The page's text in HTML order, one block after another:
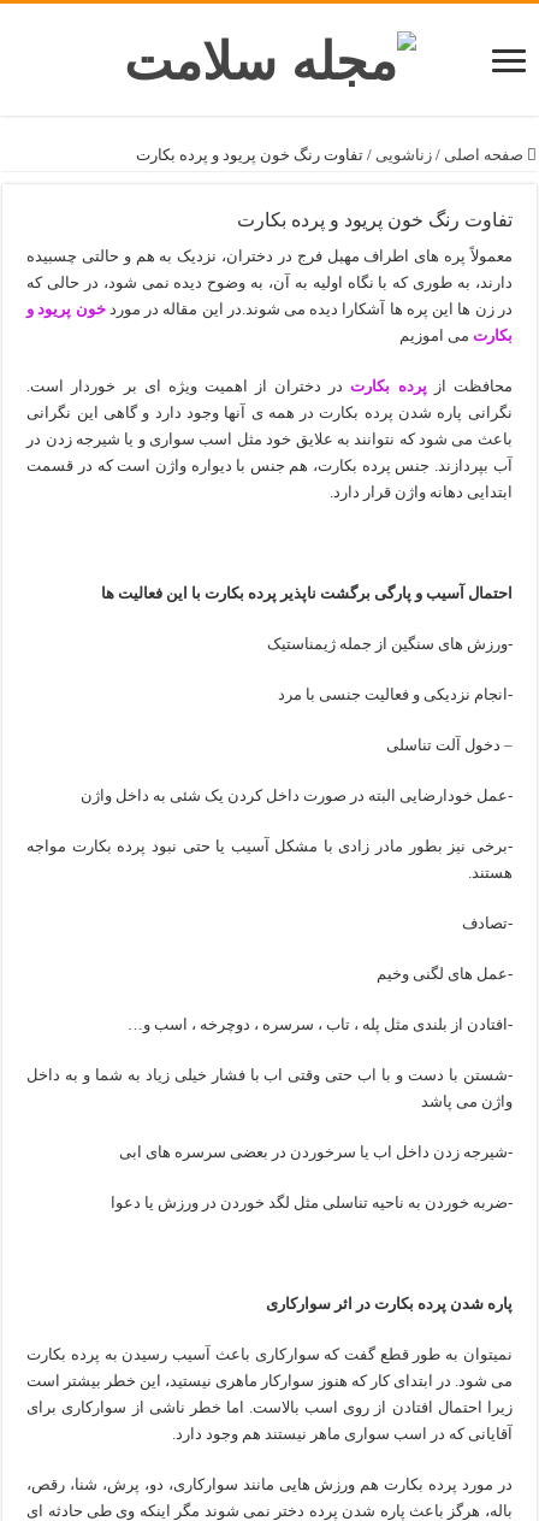
صفحه اصلی / زناشویی / تفاوت رنگ خون پریود و پرده بکارت
تفاوت رنگ خون پریود و پرده بکارت
معمولاً پره های اطراف مهبل فرج در دختران، نزدیک به هم و حالتی چسبیده
دارند، به طوری که با نگاه اولیه به آن، به وضوح دیده نمی شود، در حالی که
در زن ها این پره ها آشکارا دیده می شوند.در این مقاله در موردخون پریود و
بکارت می اموزیم
محافظت از پرده بکارتدر دختران از اهمیت ویژه ای بر خوردار است.
نگرانی پاره شدن پرده بکارت در همه ی آنها وجود دارد و گاهی این نگرانی
باعث می شود که نتوانند به علایق خود مثل اسب سواری و یا شیرجه زدن در
آب بپردازند. جنس پرده بکارت، هم جنس با دیواره واژن است که در قسمت
ابتدایی دهانه واژن قرار دارد.
احتمال آسیب و پارگی برگشت ناپذیر پرده بکارت با این فعالیت ها
-ورزش های سنگین از جمله ژیمناستیک
-انجام نزدیکی و فعالیت جنسی با مرد
– دخول آلت تناسلی
-عمل خودارضایی البته در صورت داخل کردن یک شئی به داخل واژن
-برخی نیز بطور مادر زادی با مشکل آسیب یا حتی نبود پرده بکارت مواجه
هستند.
-تصادف
-عمل های لگنی وخیم
-افتادن از بلندی مثل پله ، تاب ، سرسره ، دوچرخه ، اسب و…
-شستن با دست و با اب حتی وقتی اب با فشار خیلی زیاد به شما و به داخل
واژن می پاشد
-شیرجه زدن داخل اب یا سرخوردن در بعضی سرسره های ابی
-ضربه خوردن به ناحیه تناسلی مثل لگد خوردن در ورزش یا دعوا
پاره شدن پرده بکارت در اثر سوارکاری
نمیتوان به طور قطع گفت که سوارکاری باعث آسیب رسیدن به پرده بکارت
می شود. در ابتدای کار که هنوز سوارکار ماهری نیستید، این خطر بیشتر است
زیرا احتمال افتادن از روی اسب بالاست. اما خطر ناشی از سوارکاری برای
آقایانی که در اسب سواری ماهر نیستند هم وجود دارد.
در مورد پرده بکارت هم ورزش هایی مانند سوارکاری، دو، پرش، شنا، رقص،
باله، هرگز باعث پاره شدن پرده دختر نمی شوند مگر اینکه وی طی حادثه ای